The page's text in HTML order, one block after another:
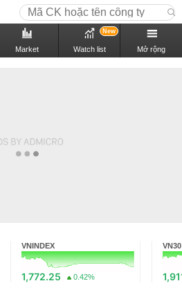
Market Watch list
New
Mở rộng
VNINDEX
1,772.25 0.42%
VN30